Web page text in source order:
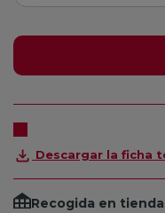
Descargar la ficha
Recogida en tienda